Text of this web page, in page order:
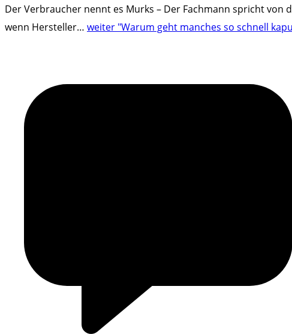
Der Verbraucher nennt es Murks – Der Fachmann spricht von
wenn Hersteller… weiter "Warum geht manches so schnell